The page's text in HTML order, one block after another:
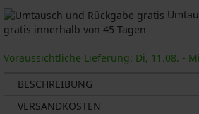
gratis innerhalb von 45 Tagen
Voraussichtliche Lieferung: Di, 11.08. -
BESCHREIBUNG
VERSANDKOSTEN